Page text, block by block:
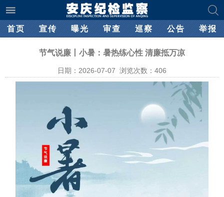
首页 宣传 曝光 审查 巡察 公告 举报
节气说廉丨小暑：暑热练心性 清廉抵万凉
日期：2026-07-07 浏览次数： 406